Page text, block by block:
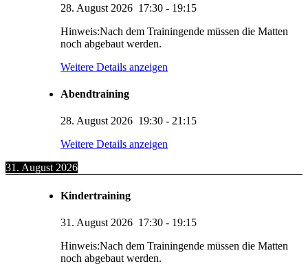
28. August 2026 17:30 - 19:15
Hinweis:Nach dem Trainingende müssen die Matten
noch abgebaut werden.
Weitere Details anzeigen
Abendtraining
28. August 2026 19:30 - 21:15
Weitere Details anzeigen
31. August 2026
Kindertraining
31. August 2026 17:30 - 19:15
Hinweis:Nach dem Trainingende müssen die Matten
noch abgebaut werden.